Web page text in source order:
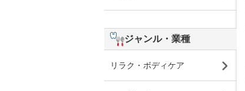
ジャンル・業種
リラク・ボディケア